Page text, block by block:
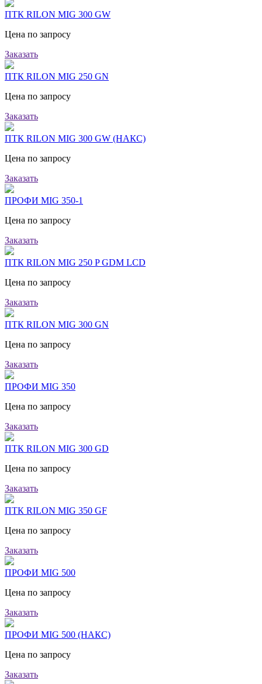
ПТК RILON MIG 300 GW
Цена по запросу
Заказать
ПТК RILON MIG 250 GN
Цена по запросу
Заказать
ПТК RILON MIG 300 GW (НАКС)
Цена по запросу
Заказать
ПРОФИ MIG 350-1
Цена по запросу
Заказать
ПТК RILON MIG 250 P GDM LCD
Цена по запросу
Заказать
ПТК RILON MIG 300 GN
Цена по запросу
Заказать
ПРОФИ MIG 350
Цена по запросу
Заказать
ПТК RILON MIG 300 GD
Цена по запросу
Заказать
ПТК RILON MIG 350 GF
Цена по запросу
Заказать
ПРОФИ MIG 500
Цена по запросу
Заказать
ПРОФИ MIG 500 (НАКС)
Цена по запросу
Заказать